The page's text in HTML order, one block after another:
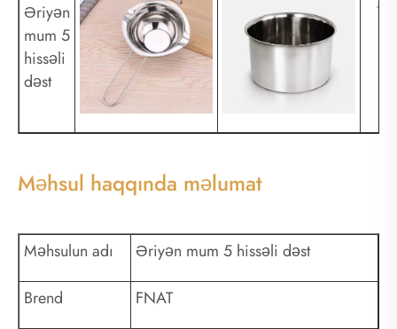
Əriyən
mum 5
hissəli
dəst
Məhsul haqqında məlumat
Məhsulun adı Əriyən mum 5 hissəli dəst
Brend FNAT